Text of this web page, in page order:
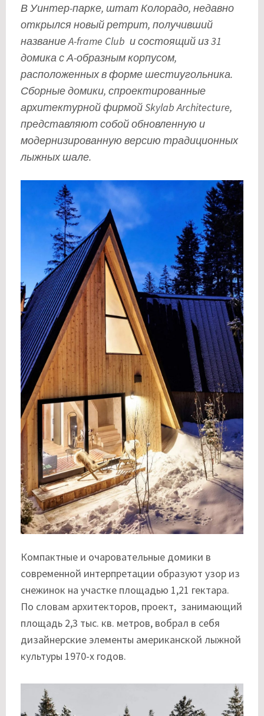
В Уинтер-парке, штат Колорадо, недавно
открылся новый ретрит, получивший
название A-frame Club и состоящий из 31
домика с А-образным корпусом,
расположенных в форме шестиугольника.
Сборные домики, спроектированные
архитектурной фирмой Skylab Architecture,
представляют собой обновленную и
модернизированную версию традиционных
лыжных шале.
Компактные и очаровательные домики в
современной интерпретации образуют узор из
снежинок на участке площадью 1,21 гектара.
По словам архитекторов, проект, занимающий
площадь 2,3 тыс. кв. метров, вобрал в себя
дизайнерские элементы американской лыжной
культуры 1970-х годов.